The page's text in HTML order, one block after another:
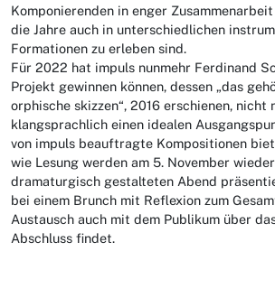
Komponierenden in enger
die Jahre auch in unterschiedlichen
Formationen zu erleben sind.
Für 2022 hat impuls nunmehr Ferdinand
Projekt gewinnen können, dessen „das
orphische skizzen“, 2016 erschienen, nicht
klangsprachlich einen idealen
von impuls beauftragte Kompositionen
wie Lesung werden am 5. November
dramaturgisch gestalteten Abend
bei einem Brunch mit Reflexion zum
Austausch auch mit dem Publikum über
Abschluss findet.